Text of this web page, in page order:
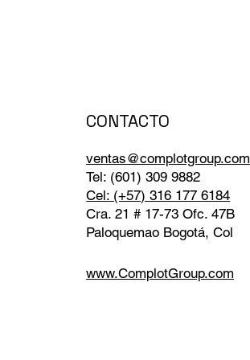
CONTACTO
ventas@complotgroup.com
Tel: (601) 309 9882
Cel: (+57) 316 177 6184
Cra. 21 # 17-73 Ofc. 47B
Paloquemao Bogotá, Col
www.ComplotGroup.com